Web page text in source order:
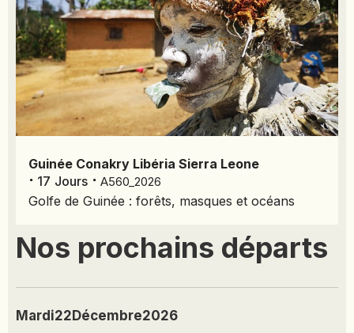
EMIRATS ARABES UNIS
EQUATEUR
ERYTHRÉE
ESTONIE
ETHIOPIE
GEORGIE
GRÈCE
GUATEMALA
GUINÉE-BISSAU
HONDURAS
INDE
INDONÉSIE
Guinée Conakry Libéria Sierra Leone
⋅ 17 Jours ⋅ A560_2026
Golfe de Guinée : forêts, masques et océans
Nos prochains départs
Mardi22 Décembre2026